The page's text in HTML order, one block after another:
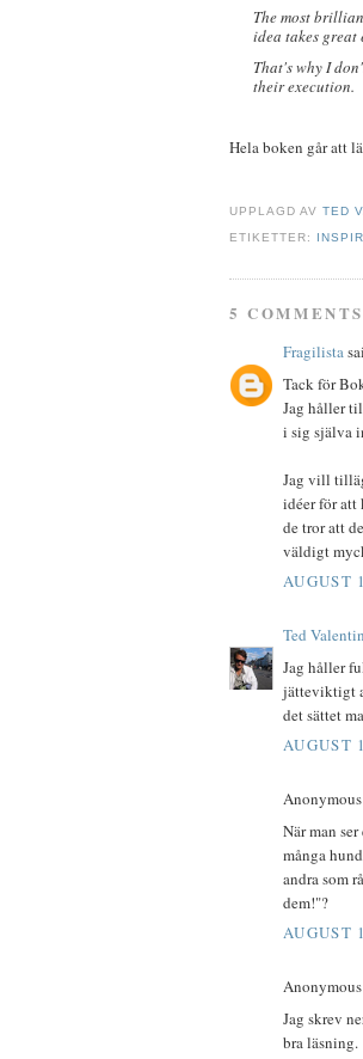
The most
idea takes great
That's why I
their execution.
Hela boken går att
UPPLAGD AVTED
ETIKETTER:
5
Fragilista
Tack för
Jag håller
i sig själva
Jag vill
idéer för att
de tror att
väldigt
AUGUST
Ted Valentin
Jag håller
jätteviktigt
det sättet
AUGUST
När man
många
andra som
dem!"?
AUGUST
Jag skrev
bra läsning.